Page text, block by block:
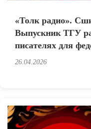
«Толк радио».
Выпускник ТГУ
писателях для
26.04.2026